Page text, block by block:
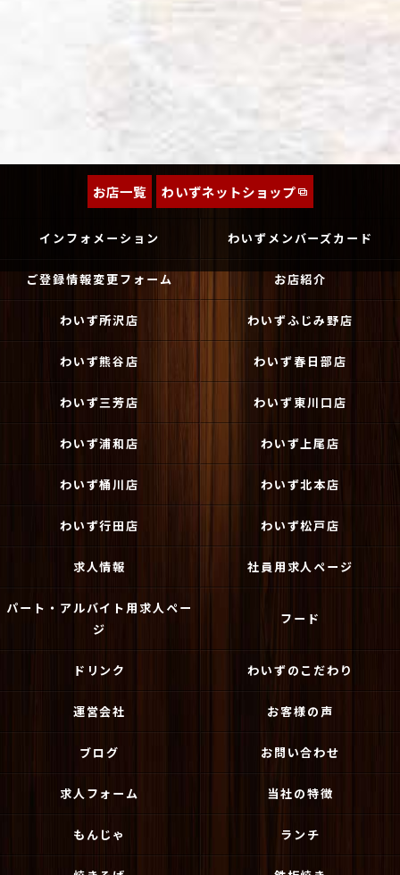
お店一覧 わいずネットショップ
インフォメーション わいずメンバーズカード
ご登録情報変更フォーム お店紹介
わいず所沢店 わいずふじみ野店
わいず熊谷店 わいず春日部店
わいず三芳店 わいず東川口店
わいず浦和店 わいず上尾店
わいず桶川店 わいず北本店
わいず行田店 わいず松戸店
求人情報 社員用求人ページ
パート・アルバイト用求人ペー
ジ
フード
ドリンク わいずのこだわり
運営会社 お客様の声
ブログ お問い合わせ
求人フォーム 当社の特徴
もんじゃ ランチ